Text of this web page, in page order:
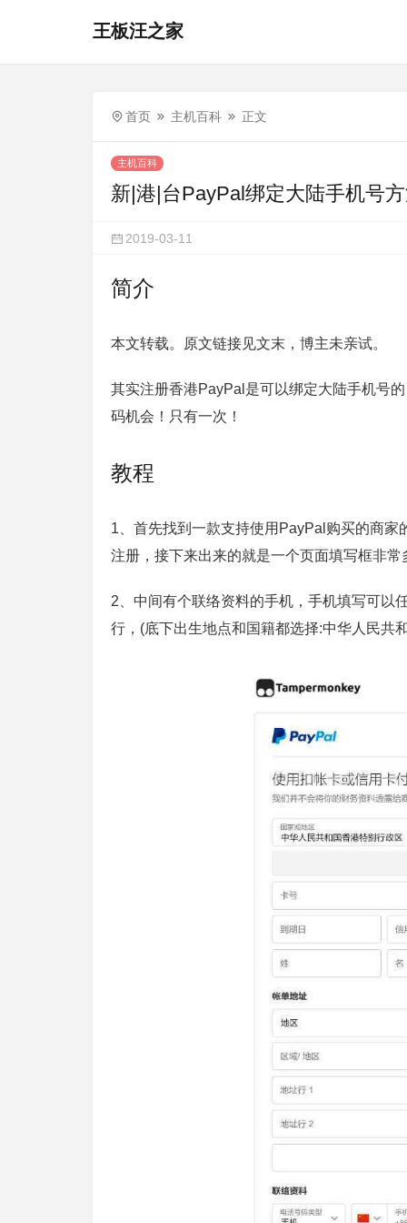
王板汪之家
首页 主机百科 正文
主机百科
新|港|台PayPal绑定大陆手机号
2019-03-11
简介
本文转载。原文链接见文末，博主未亲试。
其实注册香港PayPal是可以绑定大陆手机号
码机会！只有一次！
教程
1、首先找到一款支持使用PayPal购买的商
注册，接下来出来的就是一个页面填写框非
2、中间有个联络资料的手机，手机填写可以
行，(底下出生地点和国籍都选择:中华人民共